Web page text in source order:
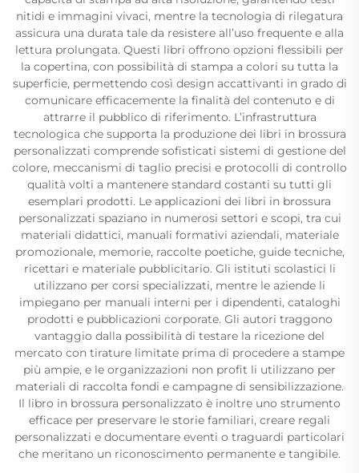
nitidi e immagini vivaci, mentre la tecnologia di rilegatura
assicura una durata tale da resistere all’uso frequente e alla
lettura prolungata. Questi libri offrono opzioni flessibili per
la copertina, con possibilità di stampa a colori su tutta la
superficie, permettendo così design accattivanti in grado di
comunicare efficacemente la finalità del contenuto e di
attrarre il pubblico di riferimento. L’infrastruttura
tecnologica che supporta la produzione dei libri in brossura
personalizzati comprende sofisticati sistemi di gestione del
colore, meccanismi di taglio precisi e protocolli di controllo
qualità volti a mantenere standard costanti su tutti gli
esemplari prodotti. Le applicazioni dei libri in brossura
personalizzati spaziano in numerosi settori e scopi, tra cui
materiali didattici, manuali formativi aziendali, materiale
promozionale, memorie, raccolte poetiche, guide tecniche,
ricettari e materiale pubblicitario. Gli istituti scolastici li
utilizzano per corsi specializzati, mentre le aziende li
impiegano per manuali interni per i dipendenti, cataloghi
prodotti e pubblicazioni corporate. Gli autori traggono
vantaggio dalla possibilità di testare la ricezione del
mercato con tirature limitate prima di procedere a stampe
più ampie, e le organizzazioni non profit li utilizzano per
materiali di raccolta fondi e campagne di sensibilizzazione.
Il libro in brossura personalizzato è inoltre uno strumento
efficace per preservare le storie familiari, creare regali
personalizzati e documentare eventi o traguardi particolari
che meritano un riconoscimento permanente e tangibile.